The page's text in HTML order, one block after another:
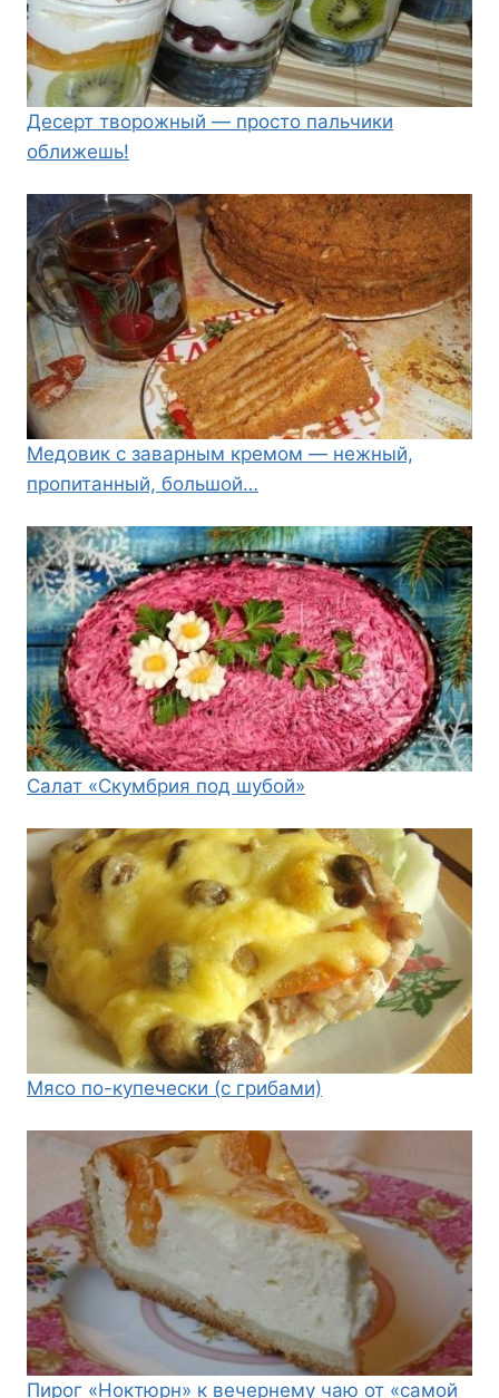
Десерт творожный — просто пальчики
оближешь!
Медовик с заварным кремом — нежный,
пропитанный, большой…
Салат «Скумбрия под шубой»
Мясо по-купечески (с грибами)
Пирог «Ноктюрн» к вечернему чаю от «самой